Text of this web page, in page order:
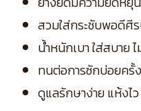
สวมใส่กระชับพอดีศี
น้ำหนักเบา ใส่สบาย
ทนต่อการซักบ่อยครั้
ดูแลรักษาง่าย แห้งไ